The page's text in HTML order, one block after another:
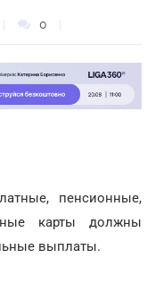
0
пенсионные,
карты должны
выплаты.